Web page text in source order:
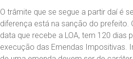
O trâmite que se segue a partir daí é
diferença está na sanção do
data que recebe a LOA, tem 120 dias
execução das Emendas Impositivas.